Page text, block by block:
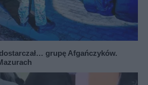
grupę Afgańczyków.